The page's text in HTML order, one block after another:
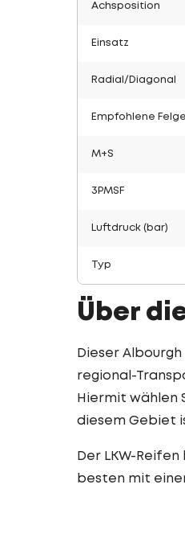
Achsposition
Einsatz
Radial/Diagonal
Empfohlene Felge
M+S
3PMSF
Luftdruck (bar)
Typ
Über
Dieser
regional-
Hiermit wählen
diesem Gebiet
Der LKW-
besten mit